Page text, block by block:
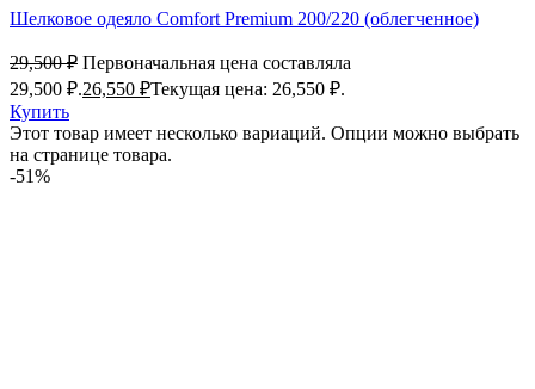
Шелковое одеяло Comfort Premium 200/220 (облегченное)
29,500₽ Первоначальная цена составляла
29,500 ₽.26,550 ₽Текущая цена: 26,550 ₽.
Купить
Этот товар имеет несколько вариаций. Опции можно выбрать
на странице товара.
-51%